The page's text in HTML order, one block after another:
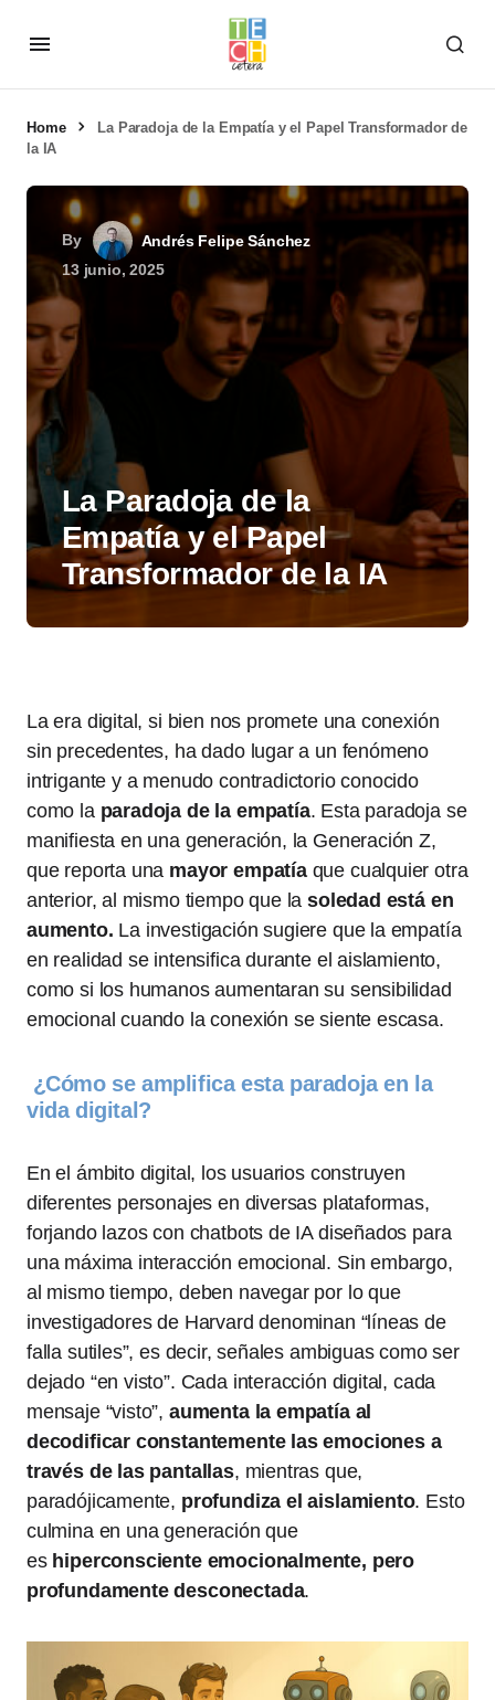
Home
La Paradoja de la Empatía y el Papel Transformador de
la IA
By
Andrés Felipe Sánchez
13 junio, 2025
La Paradoja de la
Empatía y el Papel
Transformador de la IA
La era digital, si bien nos promete una conexión
sin precedentes, ha dado lugar a un fenómeno
intrigante y a menudo contradictorio conocido
como la paradoja de la empatía. Esta paradoja se
manifiesta en una generación, la Generación Z,
que reporta una mayor empatíaque cualquier otra
anterior, al mismo tiempo que lasoledad está en
aumento. La investigación sugiere que la empatía
en realidad se intensifica durante el aislamiento,
como si los humanos aumentaran su sensibilidad
emocional cuando la conexión se siente escasa.
¿Cómo se amplifica esta paradoja en la
vida digital?
En el ámbito digital, los usuarios construyen
diferentes personajes en diversas plataformas,
forjando lazos con chatbots de IA diseñados para
una máxima interacción emocional. Sin embargo,
al mismo tiempo, deben navegar por lo que
investigadores de Harvard denominan “líneas de
falla sutiles”, es decir, señales ambiguas como ser
dejado “en visto”. Cada interacción digital, cada
mensaje “visto”, aumenta la empatía al
decodificar constantemente las emociones a
través de las pantallas, mientras que,
paradójicamente, profundiza el aislamiento. Esto
culmina en una generación que
es hiperconsciente emocionalmente, pero
profundamente desconectada.